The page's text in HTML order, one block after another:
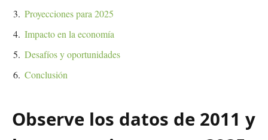
Proyecciones para 2025
Impacto en la economía
Desafíos y oportunidades
Conclusión
Observe los datos de 2011 y